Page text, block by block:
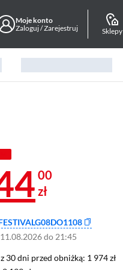
Moje konto
Zaloguj / Zarejestruj
Sklepy
00
zł
do 21:45
30 dni przed obniżką: 1 974 zł
30 dni przed obniżką: 1 974 zł